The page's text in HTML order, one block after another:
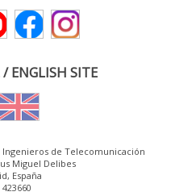
ENGLISH SITE
Ingenieros de Telecomunicación
Miguel Delibes
España